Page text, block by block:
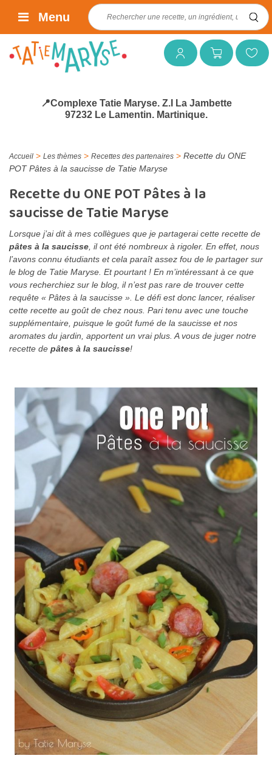
Mon compteMon panierMes favoris
Rechercher :
Menu
📍Complexe Tatie Maryse. Z.I La Jambette
97232 Le Lamentin. Martinique.
Accueil > Les thèmes > Recettes des partenaires > Recette du ONE
POT Pâtes à la saucisse de Tatie Maryse
Recette du ONE POT Pâtes à la
saucisse de Tatie Maryse
Lorsque j’ai dit à mes collègues que je partagerai cette recette de
pâtes à la saucisse , il ont été nombreux à rigoler. En effet, nous
l’avons connu étudiants et cela paraît assez fou de le partager sur
le blog de Tatie Maryse. Et pourtant ! En m’intéressant à ce que
vous recherchiez sur le blog, il n’est pas rare de trouver cette
requête « Pâtes à la saucisse ». Le défi est donc lancer, réaliser
cette recette au goût de chez nous. Pari tenu avec une touche
supplémentaire, puisque le goût fumé de la saucisse et nos
aromates du jardin, apportent un vrai plus. A vous de juger notre
recette de pâtes à la saucisse!